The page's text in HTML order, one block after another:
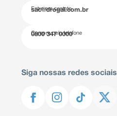
Entre em contato
sac@drogal.com.br
Compre pelo telefone
0800 347 0000
Siga nossas redes sociais